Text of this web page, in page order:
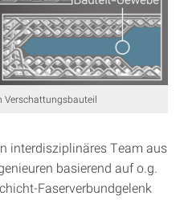
Verschattungsbauteil
interdisziplinäres Team aus
basierend auf o.g.
Faserverbundgelenk